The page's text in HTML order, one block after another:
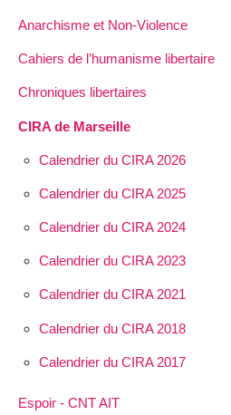
Anarchisme et Non-Violence
Cahiers de l’humanisme libertaire
Chroniques libertaires
CIRA de Marseille
Calendrier du CIRA 2026
Calendrier du CIRA 2025
Calendrier du CIRA 2024
Calendrier du CIRA 2023
Calendrier du CIRA 2021
Calendrier du CIRA 2018
Calendrier du CIRA 2017
Espoir - CNT AIT